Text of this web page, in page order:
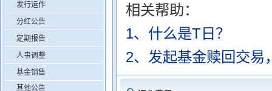
发行运作
分红公告
定期报告
人事调整
基金销售
其他公告
相关帮助：
1、什么是T日？
2、发起基金赎回交易